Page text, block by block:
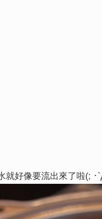
就好像要流出來了啦(; ･